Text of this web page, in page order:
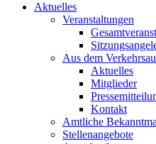
Aktuelles
Veranstaltungen
Aus dem
Aktuelles
Mitglieder
Kontakt
Amtliche
Stellenangebote